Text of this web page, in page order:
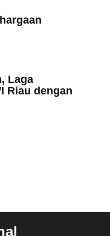
Laga
Riau dengan